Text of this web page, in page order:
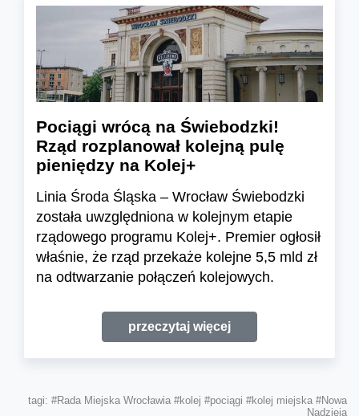
Pociągi wrócą na Świebodzki!
Rząd rozplanował kolejną pulę
pieniędzy na Kolej+
Linia Środa Śląska – Wrocław Świebodzki
została uwzględniona w kolejnym etapie
rządowego programu Kolej+. Premier ogłosił
właśnie, że rząd przekaże kolejne 5,5 mld zł
na odtwarzanie połączeń kolejowych.
przeczytaj więcej
tagi: #Rada Miejska Wrocławia #kolej #pociągi #kolej miejska #Nowa
Nadzieja